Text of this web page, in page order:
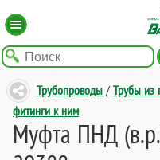
Трубопроводы / Трубы из
фитинги к ним
Муфта ПНД